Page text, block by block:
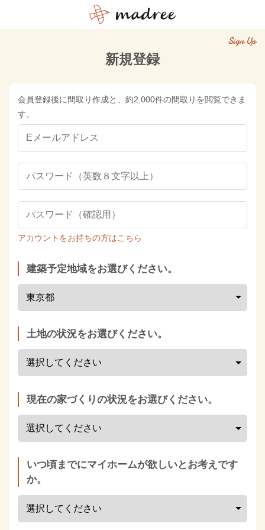
Sign Up
新規登録
会員登録後に間取り作成と、約2,000件の間取りを閲覧できま
す。
アカウントをお持ちの方はこちら
建築予定地域をお選びください。
土地の状況をお選びください。
現在の家づくりの状況をお選びください。
いつ頃までにマイホームが欲しいとお考えです
か。